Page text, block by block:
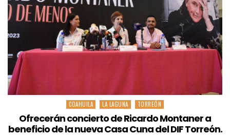
Posted
COAHUILA LA LAGUNA TORREÓN
Ofrecerán concierto de Ricardo Montaner a
beneficio de la nueva Casa Cuna del DIF Torreón.